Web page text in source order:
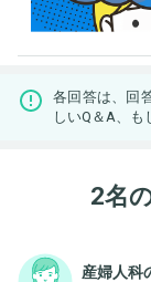
各回答は、回
しいQ＆A、も
2名
産婦人科